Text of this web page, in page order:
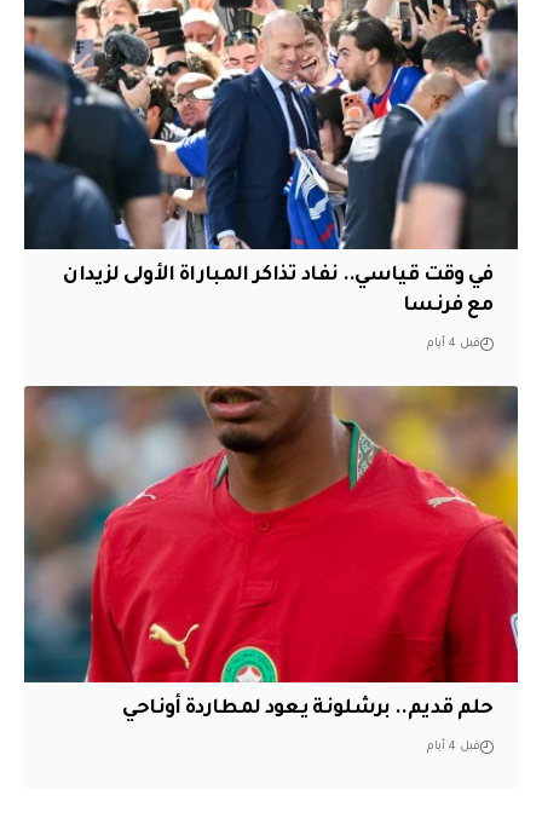
في وقت قياسي.. نفاد تذاكر المباراة الأولى لزيدان
مع فرنسا
قبل 4 أيام
حلم قديم.. برشلونة يعود لمطاردة أوناحي
قبل 4 أيام